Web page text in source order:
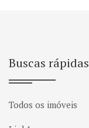
Buscas rápidas
Todos os imóveis